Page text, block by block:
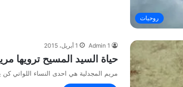
روحيات
Admin 1 1 أبريل، 2015
حياة السيد المسيح ترويها مريم
مريم المجدلية هي احدى النساء اللواتي